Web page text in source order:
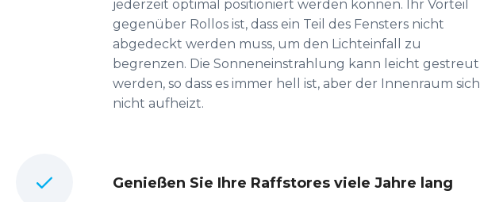
jederzeit optimal positioniert werden können. Ihr Vorteil
gegenüber Rollos ist, dass ein Teil des Fensters nicht
abgedeckt werden muss, um den Lichteinfall zu
begrenzen. Die Sonneneinstrahlung kann leicht gestreut
werden, so dass es immer hell ist, aber der Innenraum sich
nicht aufheizt.
Genießen Sie Ihre Raffstores viele Jahre lang